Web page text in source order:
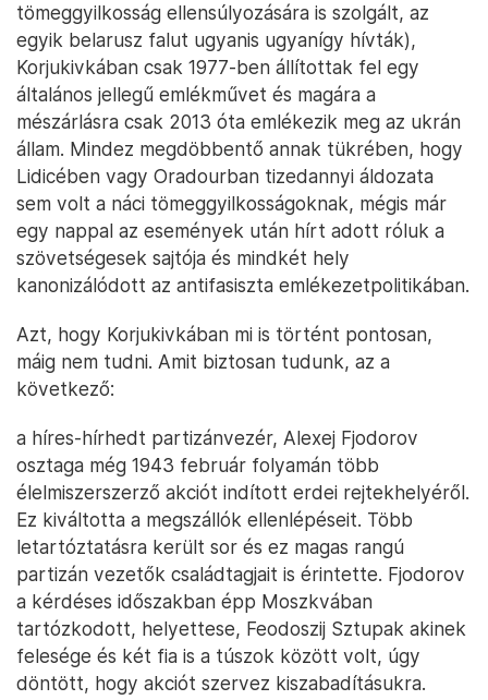
tömeggyilkosság ellensúlyozására is szolgált, az
egyik belarusz falut ugyanis ugyanígy hívták),
Korjukivkában csak 1977-ben állítottak fel egy
általános jellegű emlékművet és magára a
mészárlásra csak 2013 óta emlékezik meg az ukrán
állam. Mindez megdöbbentő annak tükrében, hogy
Lidicében vagy Oradourban tizedannyi áldozata
sem volt a náci tömeggyilkosságoknak, mégis már
egy nappal az események után hírt adott róluk a
szövetségesek sajtója és mindkét hely
kanonizálódott az antifasiszta emlékezetpolitikában.
Azt, hogy Korjukivkában mi is történt pontosan,
máig nem tudni. Amit biztosan tudunk, az a
következő:
a híres-hírhedt partizánvezér, Alexej Fjodorov
osztaga még 1943 február folyamán több
élelmiszerszerző akciót indított erdei rejtekhelyéről.
Ez kiváltotta a megszállók ellenlépéseit. Több
letartóztatásra került sor és ez magas rangú
partizán vezetők családtagjait is érintette. Fjodorov
a kérdéses időszakban épp Moszkvában
tartózkodott, helyettese, Feodoszij Sztupak akinek
felesége és két fia is a túszok között volt, úgy
döntött, hogy akciót szervez kiszabadításukra.